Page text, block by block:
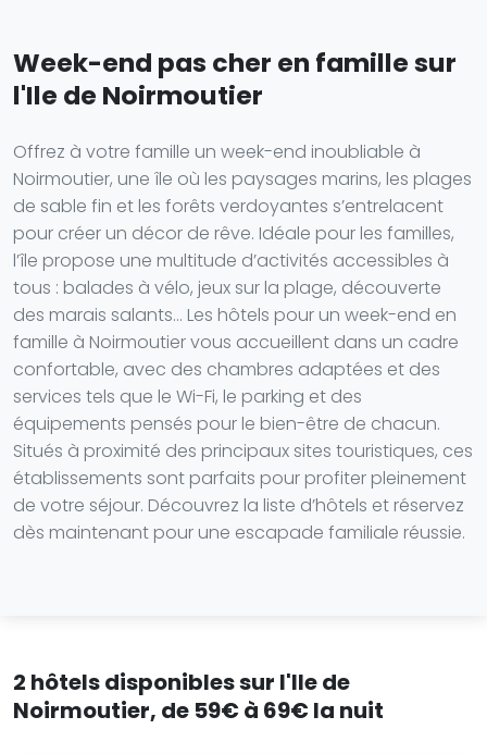
Week-end pas cher en famille sur
l'Ile de Noirmoutier
Offrez à votre famille un week-end inoubliable à
Noirmoutier, une île où les paysages marins, les plages
de sable fin et les forêts verdoyantes s’entrelacent
pour créer un décor de rêve. Idéale pour les familles,
l’île propose une multitude d’activités accessibles à
tous : balades à vélo, jeux sur la plage, découverte
des marais salants… Les hôtels pour un week-end en
famille à Noirmoutier vous accueillent dans un cadre
confortable, avec des chambres adaptées et des
services tels que le Wi-Fi, le parking et des
équipements pensés pour le bien-être de chacun.
Situés à proximité des principaux sites touristiques, ces
établissements sont parfaits pour profiter pleinement
de votre séjour. Découvrez la liste d’hôtels et réservez
dès maintenant pour une escapade familiale réussie.
2 hôtels disponibles sur l'Ile de
Noirmoutier, de 59€ à 69€ la nuit